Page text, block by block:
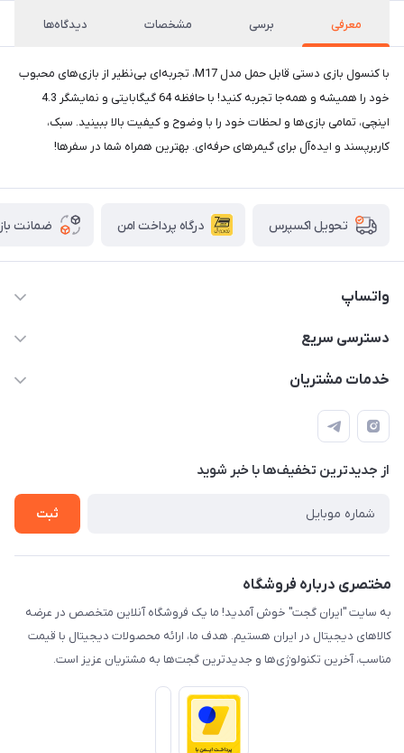
معرفی برسی مشخصات دیدگاه‌ها
با کنسول بازی دستی قابل حمل مدل M17، تجربه‌ای بی‌نظیر از بازی‌های محبوب
خود را همیشه و همه‌جا تجربه کنید! با حافظه 64 گیگابایتی و نمایشگر 4.3
اینچی، تمامی بازی‌ها و لحظات خود را با وضوح و کیفیت بالا ببینید. سبک،
کاربرپسند و ایده‌آل برای گیمرهای حرفه‌ای. بهترین همراه شما در سفرها!
تحویل اکسپرس درگاه پرداخت امن ضمانت
واتساپ
09933276933 واتس اپ و اینستاگرام - فقط
دسترسی سریع
حساب کاربری
لیست محصولات
درباره ما
خدمات مشتریان
قوانین و مقررات
حریم خصوصی
راهنما
از جدید‌ترین تخفیف‌ها با‌ خبر شوید
ثبت
مختصری درباره فروشگاه
به سایت "ایران گجت" خوش آمدید! ما یک فروشگاه آنلاین متخصص در عرضه
کالاهای دیجیتال در ایران هستیم. هدف ما، ارائه محصولات دیجیتال با قیمت
مناسب، آخرین تکنولوژی‌ها و جدیدترین گجت‌ها به مشتریان عزیز است.